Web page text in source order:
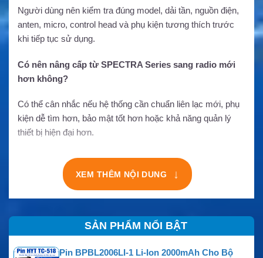
Người dùng nên kiểm tra đúng model, dải tần, nguồn điện,
anten, micro, control head và phụ kiện tương thích trước
khi tiếp tục sử dụng.
Có nên nâng cấp từ SPECTRA Series sang radio mới
hơn không?
Có thể cân nhắc nếu hệ thống cần chuẩn liên lạc mới, phụ
kiện dễ tìm hơn, bảo mật tốt hơn hoặc khả năng quản lý
thiết bị hiện đại hơn.
XEM THÊM NỘI DUNG ↓
SẢN PHẨM NỔI BẬT
Pin BPBL2006LI-1 Li-Ion 2000mAh Cho Bộ